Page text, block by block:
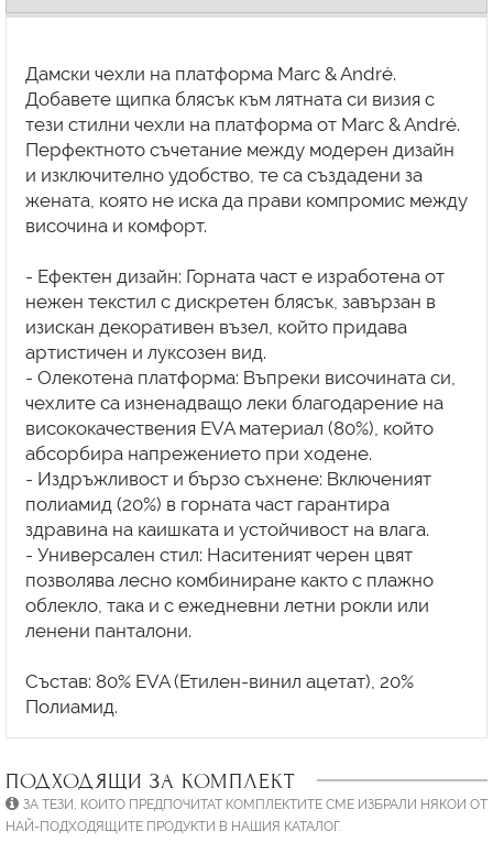
Дамски чехли на платформа Marc & André.
Добавете щипка блясък към лятната си визия с
тези стилни чехли на платформа от Marc & André.
Перфектното съчетание между модерен дизайн
и изключително удобство, те са създадени за
жената, която не иска да прави компромис между
височина и комфорт.
- Ефектен дизайн: Горната част е изработена от
нежен текстил с дискретен блясък, завързан в
изискан декоративен възел, който придава
артистичен и луксозен вид.
- Олекотена платформа: Въпреки височината си,
чехлите са изненадващо леки благодарение на
висококачествения EVA материал (80%), който
абсорбира напрежението при ходене.
- Издръжливост и бързо съхнене: Включеният
полиамид (20%) в горната част гарантира
здравина на каишката и устойчивост на влага.
- Универсален стил: Наситеният черен цвят
позволява лесно комбиниране както с плажно
облекло, така и с ежедневни летни рокли или
ленени панталони.
Състав: 80% EVA (Етилен-винил ацетат), 20%
ПОДХОДЯЩИ ЗА КОМПЛЕКТ
ЗА ТЕЗИ, КОИТО ПРЕДПОЧИТАТ КОМПЛЕКТИТЕ СМЕ ИЗБРАЛИ НЯКОИ ОТ
НАЙ-ПОДХОДЯЩИТЕ ПРОДУКТИ В НАШИЯ КАТАЛОГ.